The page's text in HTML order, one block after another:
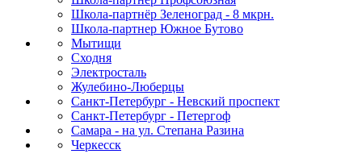
Школа-партнёр Зеленоград - 8 мкрн.
Школа-партнер Южное Бутово
Мытищи
Сходня
Электросталь
Жулебино-Люберцы
Санкт-Петербург - Невский проспект
Санкт-Петербург - Петергоф
Самара - на ул. Степана Разина
Черкесск